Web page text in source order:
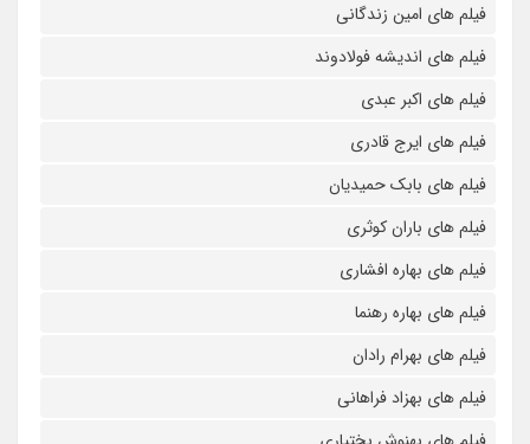
فیلم های امین زندگانی
فیلم های اندیشه فولادوند
فیلم های اکبر عبدی
فیلم های ایرج قادری
فیلم های بابک حمیدیان
فیلم های باران کوثری
فیلم های بهاره افشاری
فیلم های بهاره رهنما
فیلم های بهرام رادان
فیلم های بهزاد فراهانی